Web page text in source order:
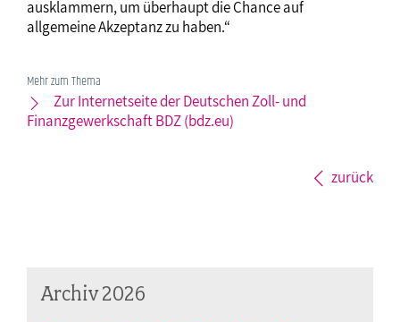
ausklammern, um überhaupt die Chance auf
allgemeine Akzeptanz zu haben.“
Mehr zum Thema
Zur Internetseite der Deutschen Zoll- und
Finanzgewerkschaft BDZ (bdz.eu)
zurück
Archiv 2026